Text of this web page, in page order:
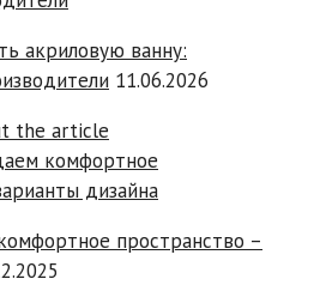
акриловую ванну:
11.06.2026
пространство –